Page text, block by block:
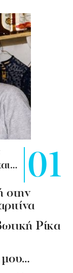
στην
Ρίκα
μου…